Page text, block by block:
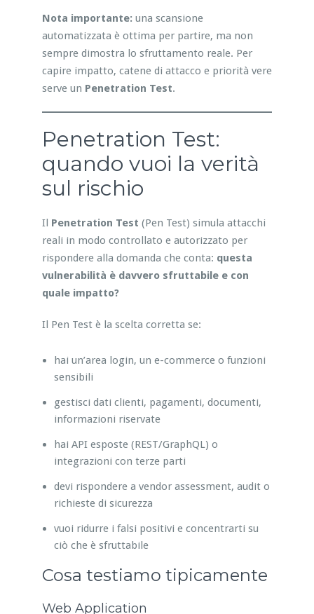
Nota importante: una scansione
automatizzata è ottima per partire, ma non
sempre dimostra lo sfruttamento reale. Per
capire impatto, catene di attacco e priorità vere
serve un Penetration Test.
Penetration Test:
quando vuoi la verità
sul rischio
Il Penetration Test (Pen Test) simula attacchi
reali in modo controllato e autorizzato per
rispondere alla domanda che conta: questa
vulnerabilità è davvero sfruttabile e con
quale impatto?
Il Pen Test è la scelta corretta se:
hai un’area login, un e-commerce o funzioni
sensibili
gestisci dati clienti, pagamenti, documenti,
informazioni riservate
hai API esposte (REST/GraphQL) o
integrazioni con terze parti
devi rispondere a vendor assessment, audit o
richieste di sicurezza
vuoi ridurre i falsi positivi e concentrarti su
ciò che è sfruttabile
Cosa testiamo tipicamente
Web Application